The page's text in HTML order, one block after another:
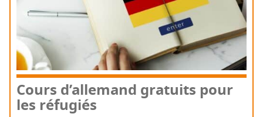
Cours d’al­le­mand gra­tuits pour
les réfugiés